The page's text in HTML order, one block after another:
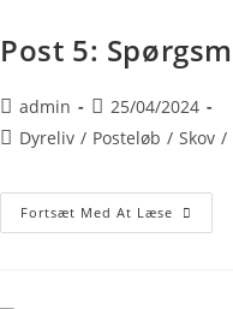
Post 5:
admin
25/04/2024
Dyreliv / Posteløb / Skov /
Fortsæt Med At Læse